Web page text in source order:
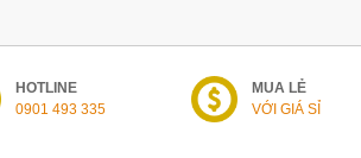
HOTLINE
0901 493 335
MUA LẺ
VỚI GIÁ SỈ